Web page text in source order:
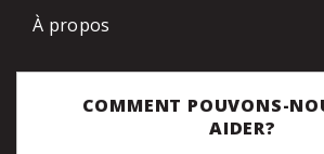
À propos
COMMENT POUVONS-
AIDER?